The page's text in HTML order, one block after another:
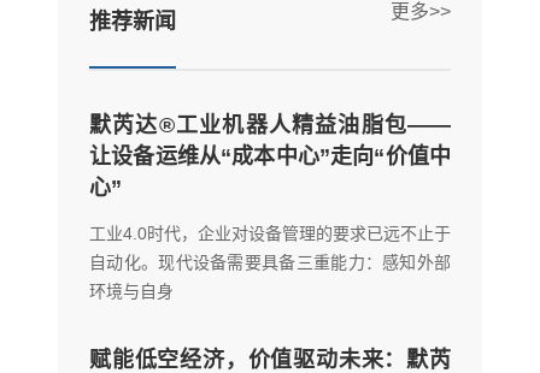
推荐新闻 更多>>
默芮达®工业机器人精益油脂包——
让设备运维从“成本中心”走向“价值中
心”
工业4.0时代，企业对设备管理的要求已远不止于
自动化。现代设备需要具备三重能力：感知外部
环境与自身
赋能低空经济，价值驱动未来：默芮